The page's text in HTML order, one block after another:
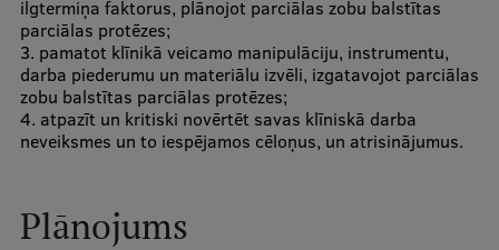
Starptautiskā sadarbība
Mobilitātes programmas
Starptautiskie sadarbības partneri
ilgtermiņa faktorus, plānojot parciālas zobu balstītas
parciālas protēzes;
3. pamatot klīnikā veicamo manipulāciju, instrumentu,
darba piederumu un materiālu izvēli, izgatavojot parciālas
zobu balstītas parciālas protēzes;
4. atpazīt un kritiski novērtēt savas klīniskā darba
neveiksmes un to iespējamos cēloņus, un atrisinājumus.
Plānojums